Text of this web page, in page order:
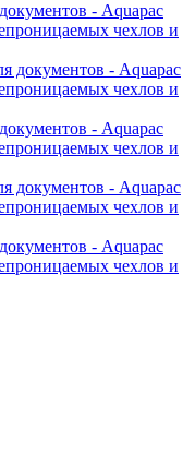
- Aquapac
чехлов и
- Aquapac
чехлов и
- Aquapac
чехлов и